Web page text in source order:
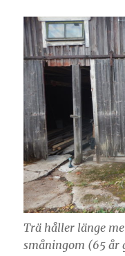
Trä håller länge
småningom (65 år